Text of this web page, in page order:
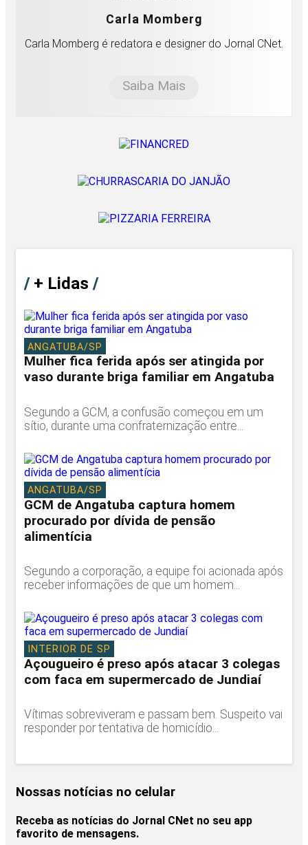
Carla Momberg
Carla Momberg é redatora e designer do Jornal CNet.
Saiba Mais
/+ Lidas /
ANGATUBA/SP
Mulher fica ferida após ser atingida por
vaso durante briga familiar em Angatuba
Segundo a GCM, a confusão começou em um
sítio, durante uma confraternização entre...
ANGATUBA/SP
GCM de Angatuba captura homem
procurado por dívida de pensão
alimentícia
Segundo a corporação, a equipe foi acionada após
receber informações de que um homem...
INTERIOR DE SP
Açougueiro é preso após atacar 3 colegas
com faca em supermercado de Jundiaí
Vítimas sobreviveram e passam bem. Suspeito vai
responder por tentativa de homicídio...
Nossas notícias no celular
Receba as notícias do Jornal CNet no seu app
favorito de mensagens.